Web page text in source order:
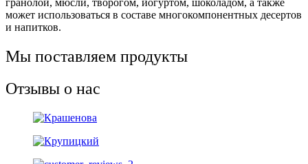
гранолой, мюсли, творогом, йогуртом, шоколадом, а также
может использоваться в составе многокомпонентных десертов
и напитков.
Мы поставляем продукты
Отзывы о нас